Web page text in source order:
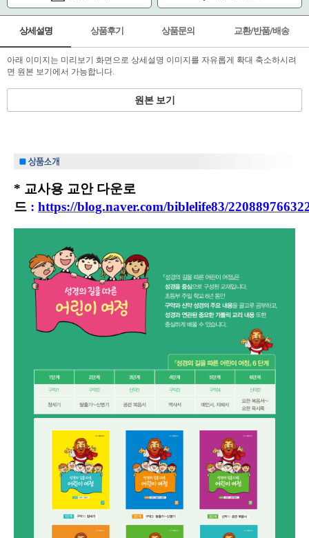
상세설명 상품후기 상품문의 교환/반품/배송
아래 이미지는 미리보기 화면으로 상세설명 이미지를 자유롭게 확대 축소하시려
면 원본 보기에서 가능합니다.
원본 보기
* 교사용 교안 다운로
드 : https://blog.naver.com/biblelife83/